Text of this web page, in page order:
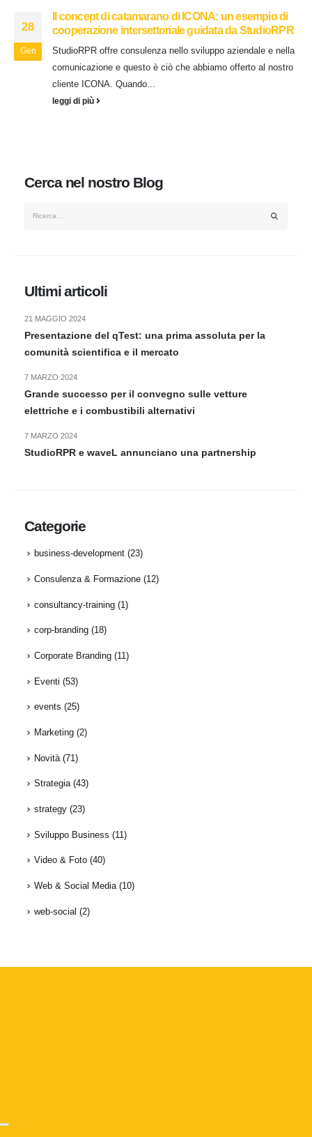
28
Gen
Il concept di catamarano di ICONA: un esempio di
cooperazione intersettoriale guidata da StudioRPR
StudioRPR offre consulenza nello sviluppo aziendale e nella
comunicazione e questo è ciò che abbiamo offerto al nostro
cliente ICONA. Quando...
leggi di più
Cerca nel nostro Blog
Ultimi articoli
Presentazione del qTest: una prima assoluta per la
comunità scientifica e il mercato
21 MAGGIO 2024
Grande successo per il convegno sulle vetture
elettriche e i combustibili alternativi
7 MARZO 2024
StudioRPR e waveL annunciano una partnership
7 MARZO 2024
Categorie
business-development(23)
Consulenza & Formazione(12)
consultancy-training(1)
corp-branding(18)
Corporate Branding(11)
Eventi (53)
events (25)
Marketing(2)
Novità(71)
Strategia(43)
strategy(23)
Sviluppo Business (11)
Video & Foto(40)
Web & Social Media(10)
web-social (2)